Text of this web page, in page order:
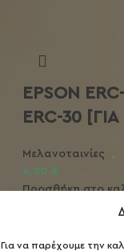
Για να παρέχουμε την
EPSON
ERC-30
Μελανοταινίες ,
4,00 €
Προσθήκη στο